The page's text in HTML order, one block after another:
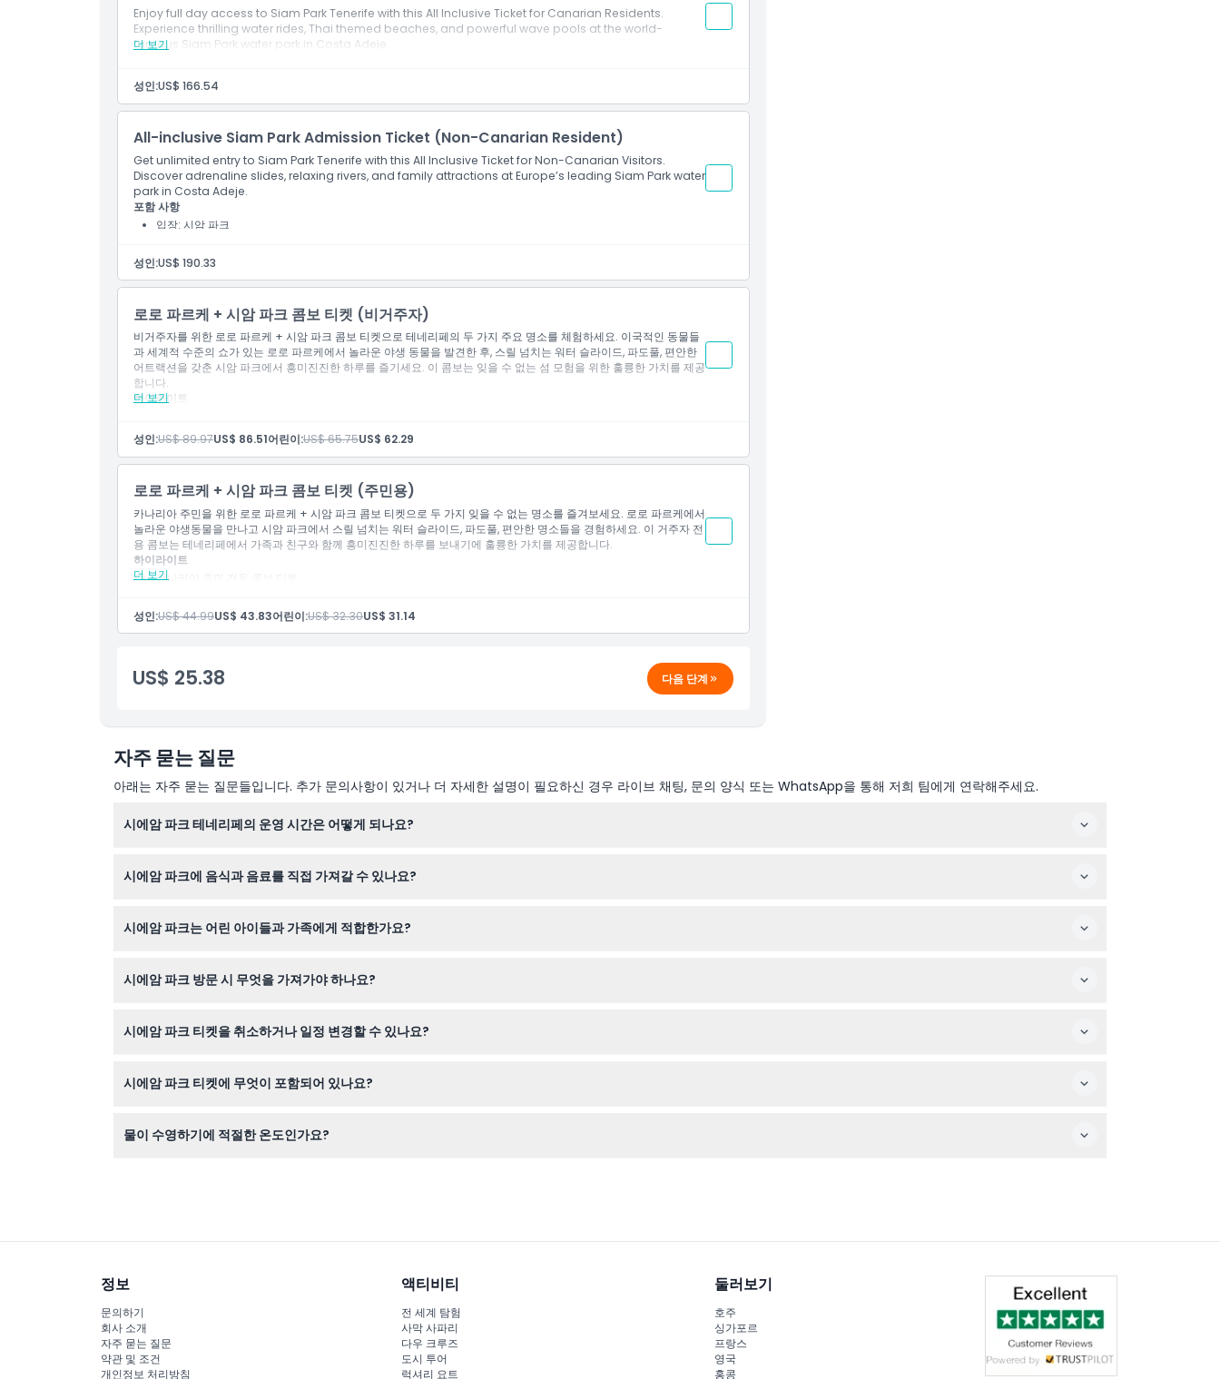
Enjoy full day access to Siam Park Tenerife with this All Inclusive Ticket for Canarian Residents.
Experience thrilling water rides, Thai themed beaches, and powerful wave pools at the world-
famous Siam Park water park in Costa Adeje.
더 보기
성인:US$ 166.54
All-inclusive Siam Park Admission Ticket (Non-Canarian Resident)
Get unlimited entry to Siam Park Tenerife with this All Inclusive Ticket for Non-Canarian Visitors.
Discover adrenaline slides, relaxing rivers, and family attractions at Europe’s leading Siam Park water
park in Costa Adeje.
포함 사항
입장: 시암 파크
비치 클럽, 타이 하우스, 코코 비치, 타이 바 및 스포츠 바에서 음식과 비알코올 음료 섭취
선라운저, 튜브, 구명조끼 및 파라솔 사용
탈의실 및 샤워 시설 이용
성인:US$ 190.33
로로 파르케 + 시암 파크 콤보 티켓 (비거주자)
비거주자를 위한 로로 파르케 + 시암 파크 콤보 티켓으로 테네리페의 두 가지 주요 명소를 체험하세요. 이국적인 동물들
과 세계적 수준의 쇼가 있는 로로 파르케에서 놀라운 야생 동물을 발견한 후, 스릴 넘치는 워터 슬라이드, 파도풀, 편안한
어트랙션을 갖춘 시암 파크에서 흥미진진한 하루를 즐기세요. 이 콤보는 잊을 수 없는 섬 모험을 위한 훌륭한 가치를 제공
합니다.
더 보기
하이라이트
로로 파르케에서 이국적인 동물과 해양 생물 발견
시암 파크에서 짜릿한 워터 슬라이드, 파도 풀, 레이지 리버 즐기기
테네리페의 두 인기 명소를 위한 하나의 콤보 티켓으로 뛰어난 가치 제공
성인:US$ 89.97US$ 86.51어린이:US$ 65.75US$ 62.29
로로 파르케 + 시암 파크 콤보 티켓 (주민용)
카나리아 주민을 위한 로로 파르케 + 시암 파크 콤보 티켓으로 두 가지 잊을 수 없는 명소를 즐겨보세요. 로로 파르케에서
놀라운 야생동물을 만나고 시암 파크에서 스릴 넘치는 워터 슬라이드, 파도풀, 편안한 명소들을 경험하세요. 이 거주자 전
용 콤보는 테네리페에서 가족과 친구와 함께 흥미진진한 하루를 보내기에 훌륭한 가치를 제공합니다.
더 보기
하이라이트
카나리아 주민 전용 콤보 티켓
로로 파르케에서 이국적인 동물, 해양 생물, 교육 전시 관람
시암 파크에서 짜릿한 워터 슬라이드, 웨이브 풀, 가족 놀이시설 즐기기
성인:US$ 44.99US$ 43.83어린이:US$ 32.30US$ 31.14
US$ 25.38 다음 단계
자주 묻는 질문
아래는 자주 묻는 질문들입니다. 추가 문의사항이 있거나 더 자세한 설명이 필요하신 경우 라이브 채팅, 문의 양식 또는 WhatsApp을 통해 저희 팀에게 연락해주세요.
시에암 파크 테네리페의 운영 시간은 어떻게 되나요?
시에암 파크에 음식과 음료를 직접 가져갈 수 있나요?
시에암 파크는 어린 아이들과 가족에게 적합한가요?
시에암 파크 방문 시 무엇을 가져가야 하나요?
시에암 파크 티켓을 취소하거나 일정 변경할 수 있나요?
시에암 파크 티켓에 무엇이 포함되어 있나요?
물이 수영하기에 적절한 온도인가요?
정보
문의하기
회사 소개
자주 묻는 질문
약관 및 조건
개인정보 처리방침
액티비티
전 세계 탐험
사막 사파리
다우 크루즈
도시 투어
럭셔리 요트
둘러보기
호주
싱가포르
프랑스
영국
홍콩